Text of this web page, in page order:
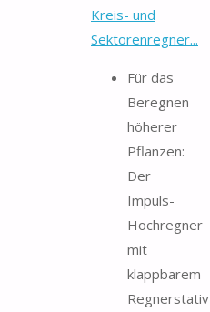
Kreis- und
Sektorenregner...
Für das
Beregnen
höherer
Pflanzen:
Der
Impuls-
Hochregner
mit
klappbarem
Regnerstativ